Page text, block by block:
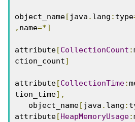
object_name[ java . lang : type
, name=*]
attribute[CollectionCount :
ction_count]
attribute[CollectionTime:
tion_time],
   object_name
[ java . lang :
attribute[HeapMemoryUsage: